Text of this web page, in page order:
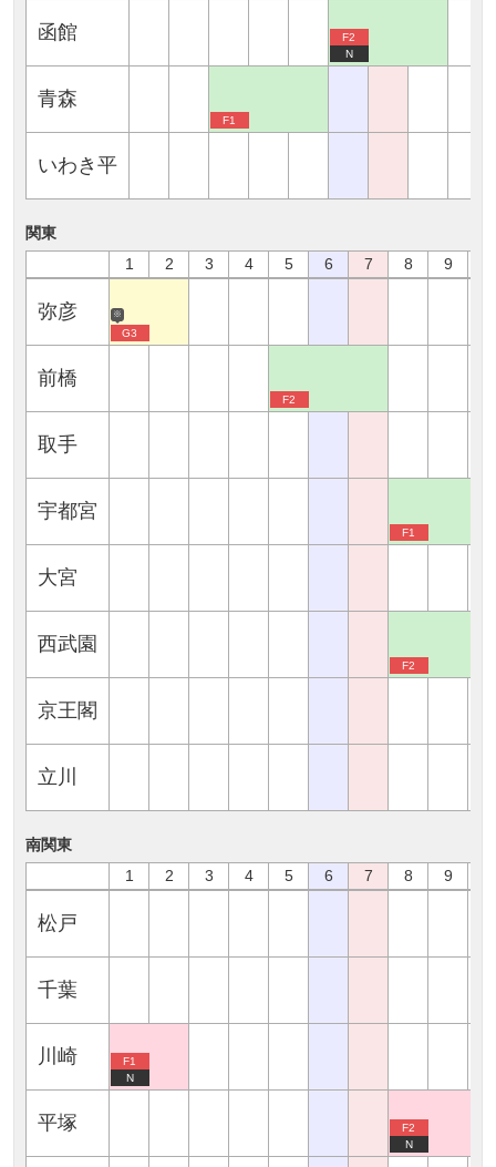
函館
F2
N
青森
F1
いわき平
関東
1
2 3 4 5 6 7 8 9
弥彦 ※
G3
前橋
F2
取手
宇都宮
F1
大宮
西武園
F2
京王閣
立川
南関東
1
2 3 4 5 6 7 8 9
松戸
千葉
川崎
F1
N
平塚
F2
N